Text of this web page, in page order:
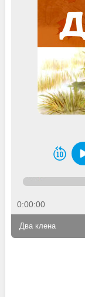
0:00:00
Два клена